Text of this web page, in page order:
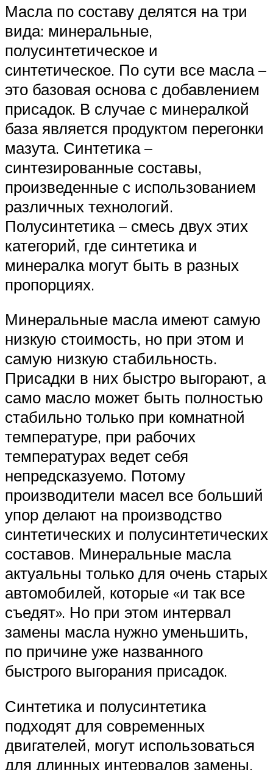
Масла по составу делятся на три
вида: минеральные,
полусинтетическое и
синтетическое. По сути все масла –
это базовая основа с добавлением
присадок. В случае с минералкой
база является продуктом перегонки
мазута. Синтетика –
синтезированные составы,
произведенные с использованием
различных технологий.
Полусинтетика – смесь двух этих
категорий, где синтетика и
минералка могут быть в разных
пропорциях.
Минеральные масла имеют самую
низкую стоимость, но при этом и
самую низкую стабильность.
Присадки в них быстро выгорают, а
само масло может быть полностью
стабильно только при комнатной
температуре, при рабочих
температурах ведет себя
непредсказуемо. Потому
производители масел все больший
упор делают на производство
синтетических и полусинтетических
составов. Минеральные масла
актуальны только для очень старых
автомобилей, которые «и так все
съедят». Но при этом интервал
замены масла нужно уменьшить,
по причине уже названного
быстрого выгорания присадок.
Синтетика и полусинтетика
подходят для современных
двигателей, могут использоваться
для длинных интервалов замены.